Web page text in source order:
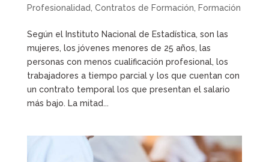
Profesionalidad, Contratos de Formación, Formación
Según el Instituto Nacional de Estadística, son las
mujeres, los jóvenes menores de 25 años, las
personas con menos cualificación profesional, los
trabajadores a tiempo parcial y los que cuentan con
un contrato temporal los que presentan el salario
más bajo. La mitad...